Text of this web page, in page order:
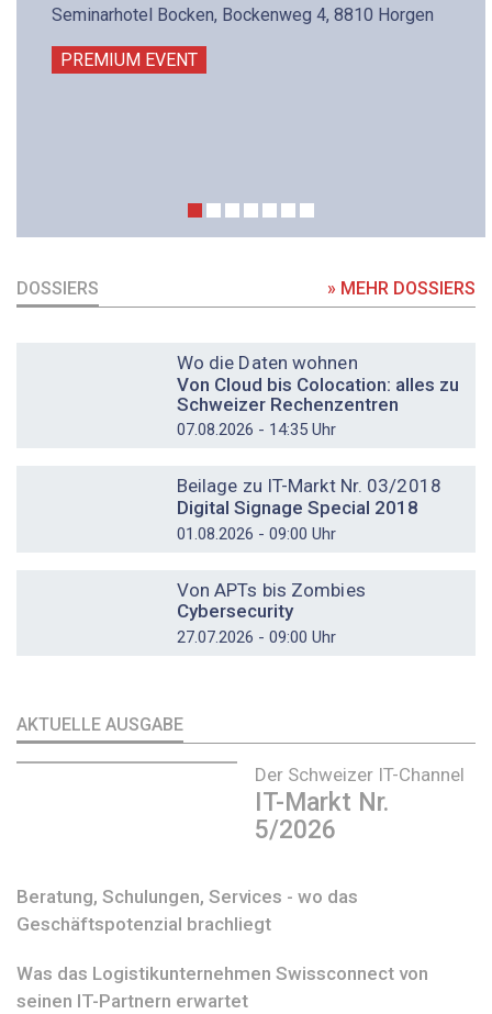
Seminarhotel Bocken, Bockenweg 4, 8810 Horgen
PREMIUM EVENT
DOSSIERS » MEHR DOSSIERS
Wo die Daten wohnen
Von Cloud bis Colocation: alles zu
Schweizer Rechenzentren
07.08.2026 - 14:35 Uhr
Beilage zu IT-Markt Nr. 03/2018
Digital Signage Special 2018
01.08.2026 - 09:00 Uhr
Von APTs bis Zombies
Cybersecurity
27.07.2026 - 09:00 Uhr
AKTUELLE AUSGABE
Der Schweizer IT-Channel
IT-Markt Nr.
5/2026
Beratung, Schulungen, Services - wo das
Geschäftspotenzial brachliegt
Was das Logistikunternehmen Swissconnect von
seinen IT-Partnern erwartet